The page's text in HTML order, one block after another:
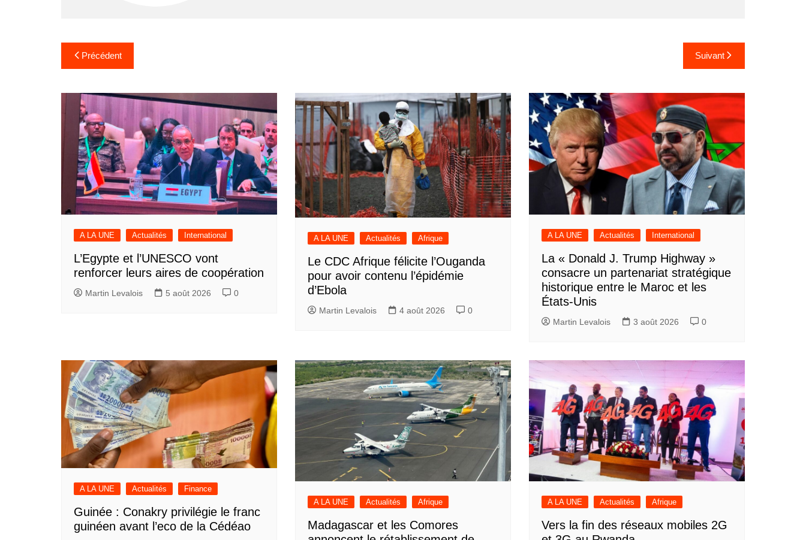
Navigation
de
l’article
Précédent Suivant
A LA UNE Actualités International
L’Egypte et l’UNESCO vont
renforcer leurs aires de coopération
Martin Levalois 5 août 2026 0
A LA UNE Actualités Afrique
Le CDC Afrique félicite l’Ouganda
pour avoir contenu l’épidémie
d’Ebola
Martin Levalois 4 août 2026 0
A LA UNE Actualités International
La « Donald J. Trump Highway »
consacre un partenariat stratégique
historique entre le Maroc et les
États-Unis
Martin Levalois 3 août 2026 0
A LA UNE Actualités Finance
Guinée : Conakry privilégie le franc
guinéen avant l’eco de la Cédéao
A LA UNE Actualités Afrique
Madagascar et les Comores
A LA UNE Actualités Afrique
Vers la fin des réseaux mobiles 2G